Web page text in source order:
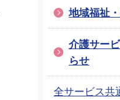
地域福祉
介護サー
らせ
全サービス共